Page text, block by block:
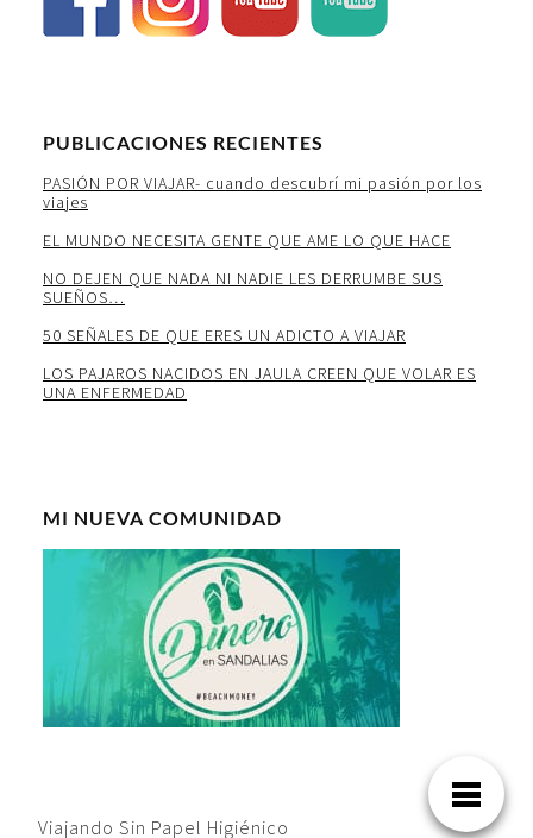
PUBLICACIONES RECIENTES
PASIÓN POR VIAJAR- cuando descubrí mi pasión por los
viajes
EL MUNDO NECESITA GENTE QUE AME LO QUE HACE
NO DEJEN QUE NADA NI NADIE LES DERRUMBE SUS
SUEÑOS…
50 SEÑALES DE QUE ERES UN ADICTO A VIAJAR
LOS PAJAROS NACIDOS EN JAULA CREEN QUE VOLAR ES
UNA ENFERMEDAD
MI NUEVA COMUNIDAD
Viajando Sin Papel Higiénico